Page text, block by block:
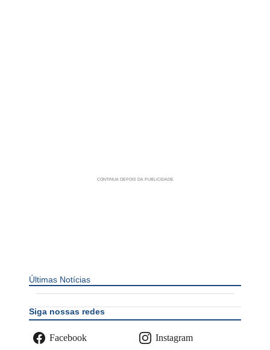
Últimas Notícias
Siga nossas redes
Facebook Instagram